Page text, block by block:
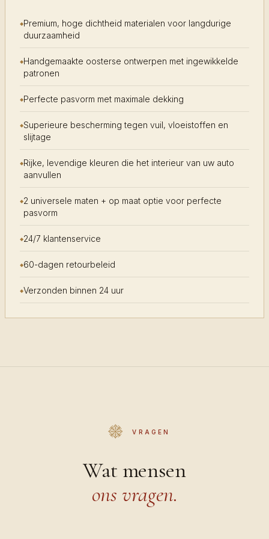
Premium, hoge dichtheid materialen voor langdurige
duurzaamheid
Handgemaakte oosterse ontwerpen met ingewikkelde
patronen
Perfecte pasvorm met maximale dekking
Superieure bescherming tegen vuil, vloeistoffen en
slijtage
Rijke, levendige kleuren die het interieur van uw auto
aanvullen
2 universele maten + op maat optie voor perfecte
pasvorm
24/7 klantenservice
60-dagen retourbeleid
Verzonden binnen 24 uur
VRAGEN
Wat mensen
ons vragen.